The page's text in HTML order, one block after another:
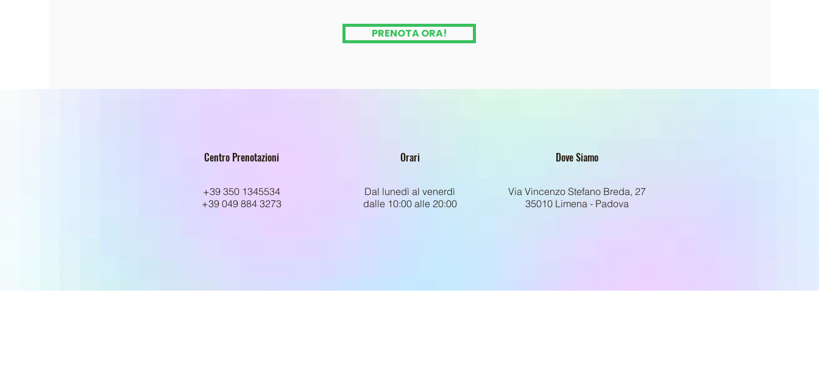
PRENOTA ORA!
Centro Prenotazioni
+39 350 1345534
+39 049 884 3273
Orari
Dal lunedì al venerdì
dalle 10:00 alle 20:00
Dove Siamo
Via Vincenzo Stefano Breda, 27
35010 Limena - Padova